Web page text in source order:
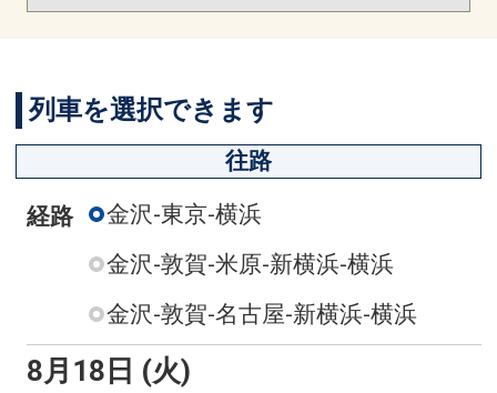
列車を選択できます
往路
経路
金沢-東京-横浜
金沢-敦賀-米原-新横浜-横浜
金沢-敦賀-名古屋-新横浜-横浜
8月18日 (火)